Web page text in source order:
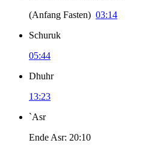
(Anfang Fasten) 03:14
Schuruk
05:44
Dhuhr
13:23
`Asr
Ende Asr: 20:10